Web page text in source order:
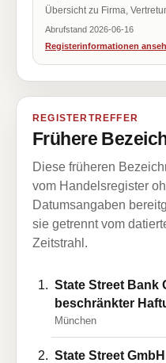
Übersicht zu Firma,
Abrufstand 2026-06-16
Registerinformationen
REGISTERTREFFER
Frühere
Diese früheren
vom Handelsregister
Datumsangaben
sie getrennt vom
Zeitstrahl.
State Street Bank
beschränkter
München
State Street GmbH